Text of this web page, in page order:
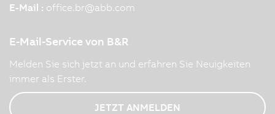
E-Mail : office.br@abb.com
E-Mail-Service von B&R
Melden Sie sich jetzt an und erfahren Sie Neuigkeiten
immer als Erster.
JETZT ANMELDEN